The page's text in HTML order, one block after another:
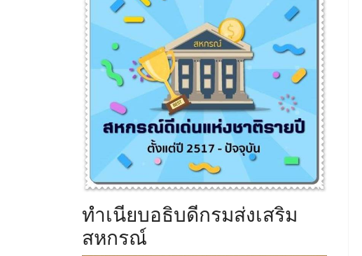
ทำเนียบอธิบดีกรมส่งเสริม
สหกรณ์